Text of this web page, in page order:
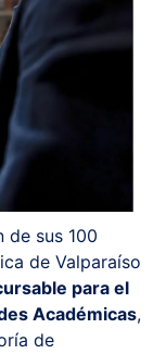
de sus 100
de Valparaíso
para el
Académicas,
de